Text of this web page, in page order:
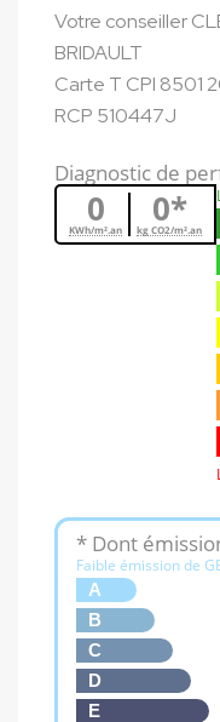
Votre conseiller
BRIDAULT
Carte T CPI 8501
RCP 510447J
Diagnostic de
0
KWh/m².an 0*
kg CO2/m².an
* Dont
Faible émission de
A
B
C
D
E